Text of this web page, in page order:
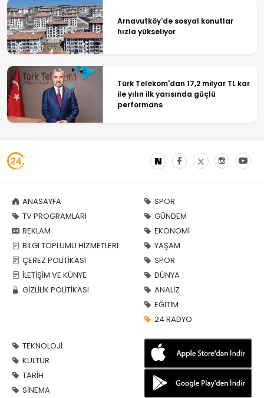
Arnavutköy'de sosyal konutlar
hızla yükseliyor
Türk Telekom'dan 17,2 milyar TL kar
ile yılın ilk yarısında güçlü
performans
ANASAYFA
TV PROGRAMLARI
REKLAM
BİLGİ TOPLUMU HİZMETLERİ
ÇEREZ POLİTİKASI
İLETİŞİM VE KÜNYE
GİZLİLİK POLİTİKASI
SPOR
GÜNDEM
EKONOMİ
YAŞAM
SPOR
DÜNYA
ANALİZ
EĞİTİM
24 RADYO
TEKNOLOJİ
KÜLTÜR
TARİH
SİNEMA